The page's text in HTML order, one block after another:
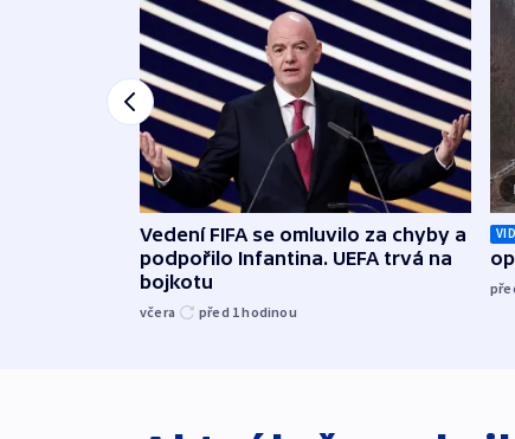
Vedení FIFA se omluvilo za chyby a
podpořilo Infantina. UEFA trvá na
bojkotu
včera před 1hodinou